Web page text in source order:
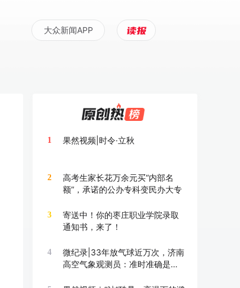
大众新闻APP
1 果然视频|时令·立秋
2
高考生家长花万余元买“内部名
额”，承诺的公办专科变民办大专
3
寄送中！你的枣庄职业学院录取
通知书，来了！
4
微纪录|33年放气球近万次，济南
高空气象观测员：准时准确是底